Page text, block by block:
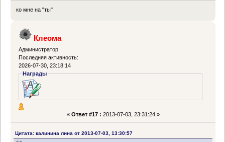
ко мне на "ты"
Клеома
Администратор
Последняя активность:
2026-07-30, 23:18:14
Награды
« Ответ #17 : 2013-07-03, 23:31:24 »
Цитата: калинина лина от 2013-07-03, 13:30:57